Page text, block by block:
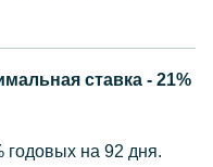
ставка - 21%
годовых на 92 дня.